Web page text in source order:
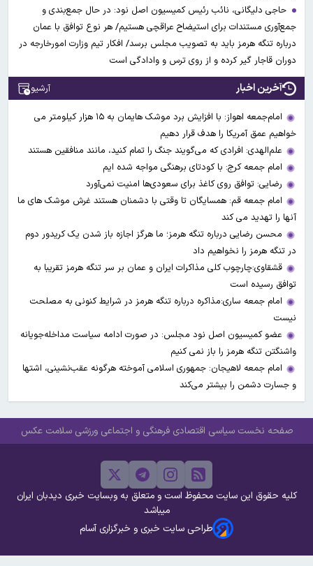
حاجی دلیگانی، نائب رئیس کمیسیون اصل نود: در حال جمع‌بندی و
جمع‌آوری مستندات برای استیضاح عراقچی هستیم/ هر نوع توافق با عمان
درباره تنگه هرمز باید به تصویب مجلس برسد/ افکار تیم وزارت امورخارجه در
دوران قاجار گیر کرده و از روی ترس و وادادگی است
آخرین اخبار آرشیو
امام‌جمعه اهواز: با افزایش برد موشک هایمان به ۱۵ هزار کیلومتر می
خواهیم عمق آمریکا را هدف قرار دهیم
علم‌الهدی: افرادی که می‌گویند جنگ را تمام کنید، مانند منافقین هستند
امام جمعه کرج: با کودتای برهنگی مواجه شده ایم
رضایی: توافق روی کاغذ برای سعودی‌ها امنیت نمی‌آورد
امام جمعه قم: همسایگان تا وقتی با دشمنان هستند غرش موشک های ما
آنها را تهدید می کند
محسن رضایی درباره تنگه هرمز؛ ما هرگز اجازه باز شدن یک کریدور دوم
در تنگه هرمز را نخواهیم داد
قشقاوی:چارچوب کلی مذاکرات ایران و عمان بر سر تنگه هرمز تقریبا به
توافق رسیده است
امام جمعه ساری:مذاکره درباره تنگه هرمز در شرایط کنونی به مصلحت
نیست
عضو کمیسیون اصل نود مجلس: در صورت ادامه سیاست مداخله‌جویانه
واشنگتن تنگه هرمز را باز نمی کنیم
امام جمعه لاهیجان: جمهوری اسلامی آموخته هرگونه عقب‌نشینی، اشتها
و جسارت دشمن را بیشتر می‌کند
صفحه نخست سیاسی اقتصادی فرهنگی و اجتماعی ورزشی سلامت عکس
کلیه حقوق این سایت محفوظ است و متعلق به وبسایت خبری دیدبان ایران
میباشد
طراحی سایت خبری و خبرگزاری آسام